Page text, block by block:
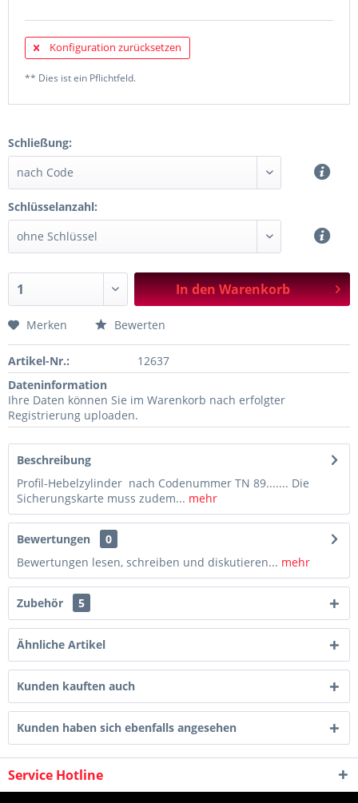
Konfiguration zurücksetzen
** Dies ist ein Pflichtfeld.
Schließung:
Schlüsselanzahl:
In denWarenkorb
Merken Bewerten
Artikel-Nr.:
12637
Dateninformation
Ihre Daten können Sie im Warenkorb nach erfolgter
Registrierung uploaden.
Beschreibung
Profil-Hebelzylinder nach Codenummer TN 89....... Die
Sicherungskarte muss zudem... mehr
Bewertungen
0
Bewertungen lesen, schreiben und diskutieren... mehr
Zubehör 5
Ähnliche Artikel
Kunden kauften auch
Kunden haben sich ebenfalls angesehen
Service Hotline